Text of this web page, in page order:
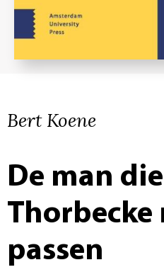
Bert Koene
De man
Thorbecke
passen